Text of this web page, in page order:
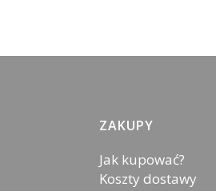
ZAKUPY
Jak kupować?
Koszty dostawy